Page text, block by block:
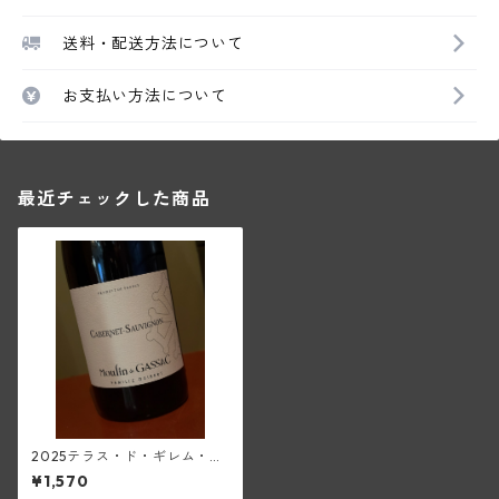
送料・配送方法について
お支払い方法について
最近チェックした商品
2025テラス・ド・ギレム・カ
ベルネ・ソーヴィニヨン<ペ
イ・ドック>(ムーラン・ド・
¥1,570